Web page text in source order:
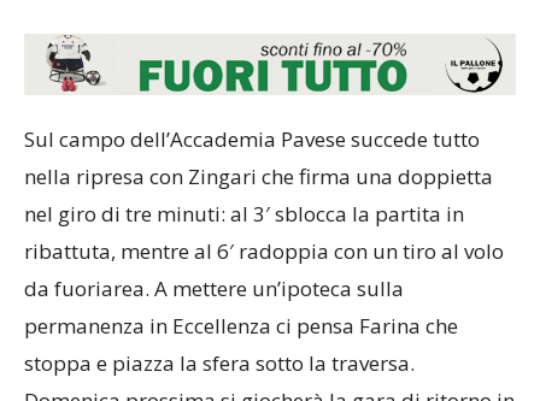
Sul campo dell’Accademia Pavese succede tutto
nella ripresa con Zingari che firma una doppietta
nel giro di tre minuti: al 3′ sblocca la partita in
ribattuta, mentre al 6′ radoppia con un tiro al volo
da fuoriarea. A mettere un’ipoteca sulla
permanenza in Eccellenza ci pensa Farina che
stoppa e piazza la sfera sotto la traversa.